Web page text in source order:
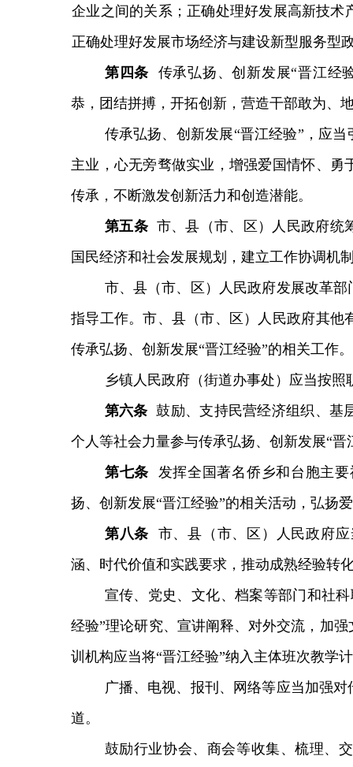
企业之间的关系；正确处理好发展高新技
正确处理好发展市场经济与建设新型服务型
第 四条 传承弘扬、创新发展“晋江经
恭，团结拼搏，开拓创新，营造干部敢为、
传承弘扬、创新发展“晋江经验”，应
主业，心无旁骛做实业，增强爱国情怀、
传承，不断激发创新活力和创造潜能。
第五条 市、县（市、区）人民政府统
国民经济和社会发展规划，建立工作协调机
市、县（市、区）人民政府发展改革
指导工作。市、县（市、区）人民政府其
传承弘扬、创新发展“晋江经验”的相关工作。
乡镇人民政府（街道办事处）应当按
第六条 鼓励、支持民营经济组织、基
个人等社会力量参与传承弘扬、创新发展“晋
第七条
发挥全国著名侨乡和台胞主
扬、创新发展“晋江经验”的相关活动，弘扬
第八条
市、县（市、区）人民政府
涵、时代价值和实践要求，推动成熟经验转
宣传、党史、文化、档案等部门和社
经验”理论研究、宣讲阐释、对外交流，加
训机构应当将“晋江经验”纳入主体班次教学
广播、电视、报刊、网络等应当加强
道。
鼓励行业协会、商会等收集、梳理、